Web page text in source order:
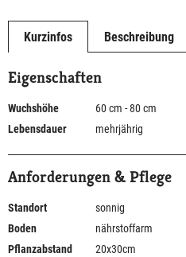
Kurzinfos Beschreibung
Eigenschaften
Wuchshöhe
60 cm - 80 cm
Lebensdauer
mehrjährig
Anforderungen & Pflege
Standort
sonnig
Boden
nährstoffarm
Pflanzabstand
20x30cm